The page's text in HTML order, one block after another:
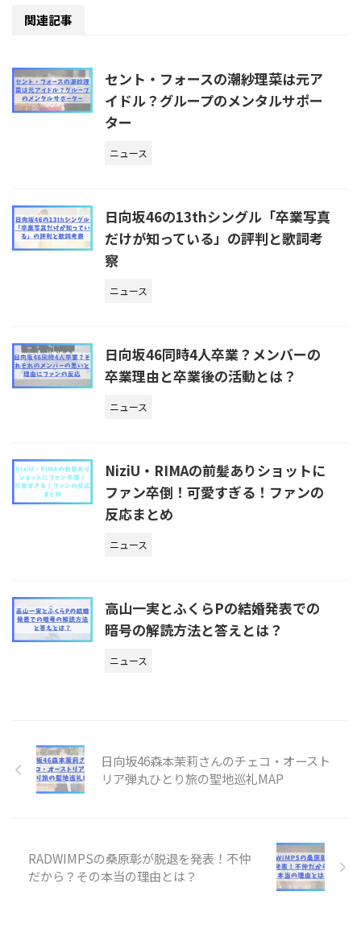
関連記事
セント・フォースの潮紗理菜は元ア
イドル？グループのメンタルサポー
ター
ニュース
日向坂46の13thシングル「卒業写真
だけが知っている」の評判と歌詞考
察
ニュース
日向坂46同時4人卒業？メンバーの
卒業理由と卒業後の活動とは？
ニュース
NiziU・RIMAの前髪ありショットに
ファン卒倒！可愛すぎる！ファンの
反応まとめ
ニュース
高山一実とふくらPの結婚発表での
暗号の解読方法と答えとは？
ニュース
日向坂46森本茉莉さんのチェコ・オースト
リア弾丸ひとり旅の聖地巡礼MAP
RADWIMPSの桑原彰が脱退を発表！不仲
だから？その本当の理由とは？